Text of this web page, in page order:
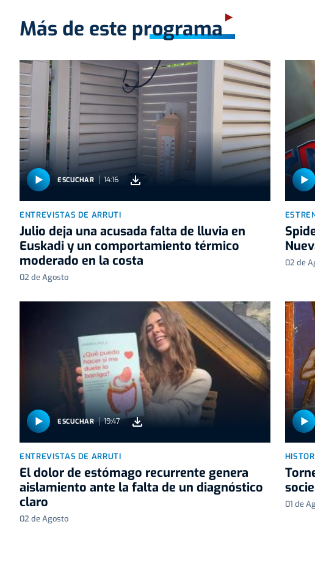
Más de este programa
ESCUCHAR 14:16
ENTREVISTAS DE ARRUTI
Julio deja una acusada falta de lluvia en
Euskadi y un comportamiento térmico
moderado en la costa
02 de Agosto
02 de
ESCUCHAR 19:47
ENTREVISTAS DE ARRUTI
El dolor de estómago recurrente genera
aislamiento ante la falta de un diagnóstico
claro
02 de Agosto
01 de